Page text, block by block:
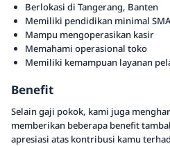
Berlokasi di Tangerang, Banten
Memiliki pendidikan minimal
Mampu mengoperasikan kasir
Memahami operasional toko
Memiliki kemampuan layanan
Benefit
Selain gaji pokok, kami juga
memberikan beberapa benefit
apresiasi atas kontribusi kamu